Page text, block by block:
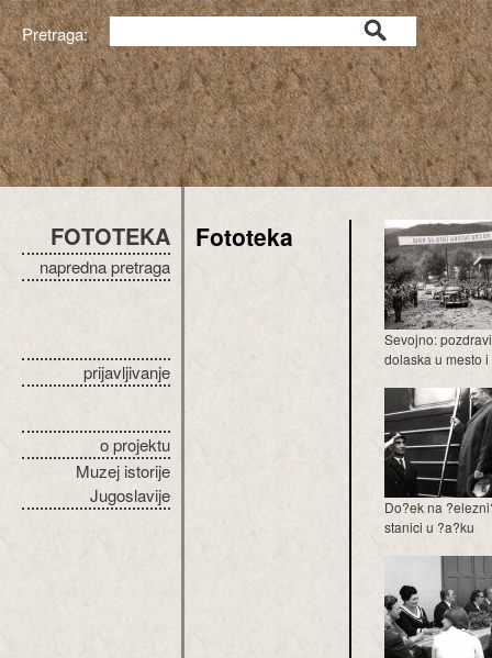
Pretraga:
FOTOTEKA
napredna pretraga
prijavljivanje
o projektu
Muzej istorije
Jugoslavije
Fototeka
Sevojno:
dolaska u mesto i
Do?ek na
stanici u ?a?ku